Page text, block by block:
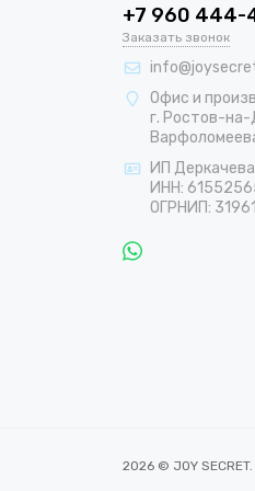
+7 960 444-
Заказать звонок
Офис и
г. Ростов-на-
ИП
ИНН:
ОГРНИП:
2026 © JOY SECRET.